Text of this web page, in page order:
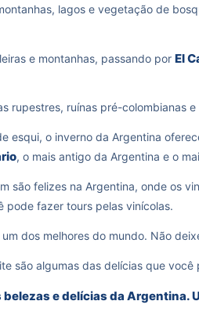
lagos e vegetação de
e montanhas, passando por El
rupestres, ruínas pré-colombianas
esqui, o inverno da Argentina
, o mais antigo da Argentina e o
são felizes na Argentina, onde os
pode fazer tours pelas vinícolas.
dos melhores do mundo. Não
são algumas das delícias que
e delícias da Argentina.